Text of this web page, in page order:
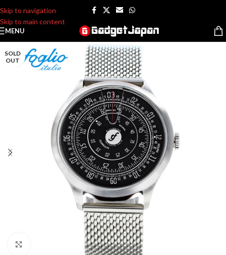
Skip to navigation
Skip to main content
MENU
SOLD
OUT